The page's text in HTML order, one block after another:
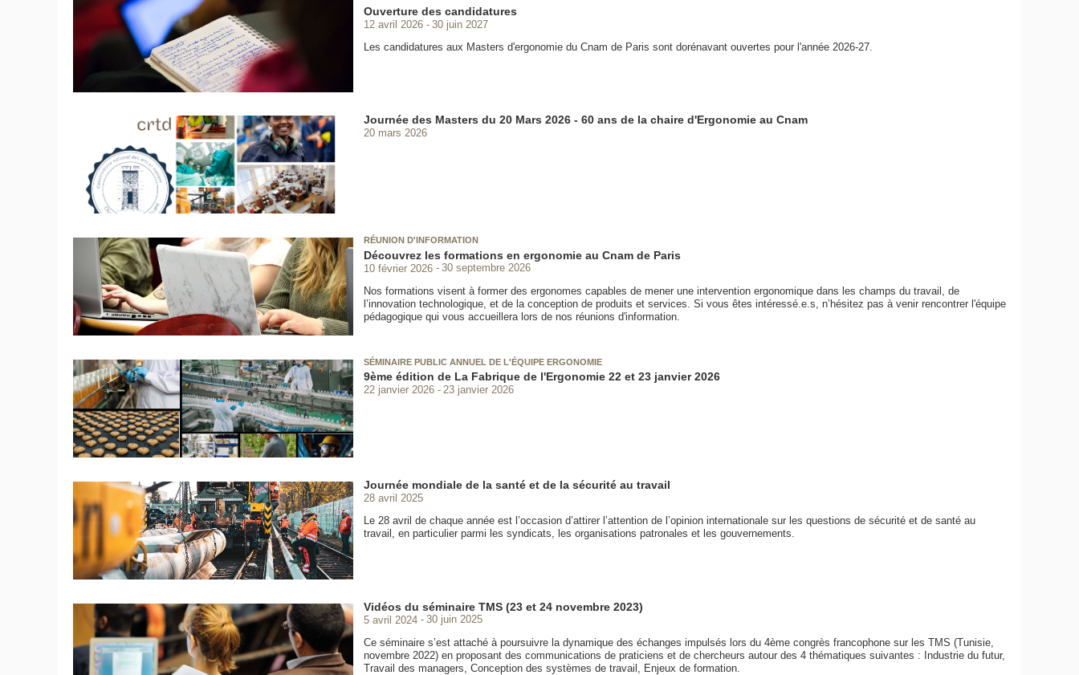
Ouverture des candidatures
12 avril 2026
30 juin 2027
Les candidatures aux Masters d'ergonomie du Cnam de Paris sont dorénavant ouvertes pour l'année 2026-27.
Journée des Masters du 20 Mars 2026 - 60 ans de la chaire d'Ergonomie au Cnam
20 mars 2026
RÉUNION D'INFORMATION
Découvrez les formations en ergonomie au Cnam de Paris
10 février 2026
30 septembre 2026
Nos formations visent à former des ergonomes capables de mener une intervention ergonomique dans les champs du travail, de
l’innovation technologique, et de la conception de produits et services. Si vous êtes intéressé.e.s, n’hésitez pas à venir rencontrer l'équipe
pédagogique qui vous accueillera lors de nos réunions d'information.
SÉMINAIRE PUBLIC ANNUEL DE L'ÉQUIPE ERGONOMIE
9ème édition de La Fabrique de l'Ergonomie 22 et 23 janvier 2026
22 janvier 2026 23 janvier 2026
Journée mondiale de la santé et de la sécurité au travail
28 avril 2025
Le 28 avril de chaque année est l’occasion d’attirer l’attention de l’opinion internationale sur les questions de sécurité et de santé au
travail, en particulier parmi les syndicats, les organisations patronales et les gouvernements.
Vidéos du séminaire TMS (23 et 24 novembre 2023)
5 avril 2024
30 juin 2025
Ce séminaire s’est attaché à poursuivre la dynamique des échanges impulsés lors du 4ème congrès francophone sur les TMS (Tunisie,
novembre 2022) en proposant des communications de praticiens et de chercheurs autour des 4 thématiques suivantes : Industrie du futur,
Travail des managers, Conception des systèmes de travail, Enjeux de formation.